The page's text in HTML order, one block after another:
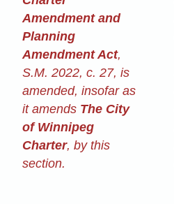
Amendment and
Planning
Amendment Act,
S.M. 2022, c. 27, is
amended, insofar as
it amends The City
of Winnipeg
Charter, by this
section.